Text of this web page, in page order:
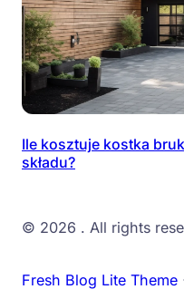
Ile kosztuje kostka
składu?
© 2026 . All rights
Fresh Blog Lite Theme